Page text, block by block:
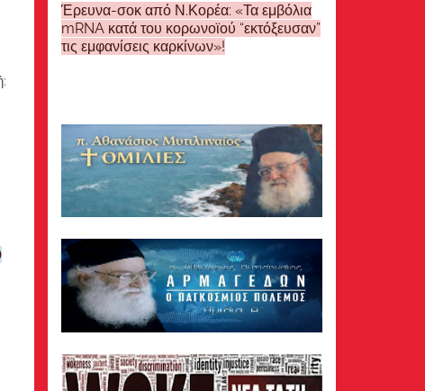
Έρευνα-σοκ από Ν.Κορέα: «Τα εμβόλια
mRNA κατά του κορωνοϊού “εκτόξευσαν”
τις εμφανίσεις καρκίνων»!